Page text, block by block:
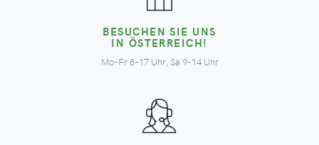
BESUCHEN SIE UNS
IN ÖSTERREICH!
Mo-Fr 8-17 Uhr, Sa 9-14 Uhr